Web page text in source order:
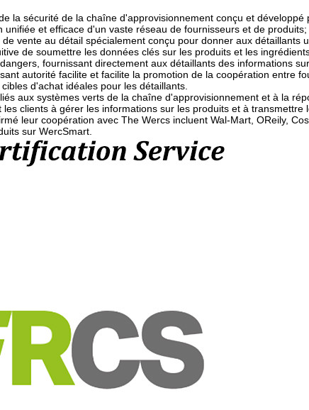
la sécurité de la chaîne d'approvisionnement conçu et
et efficace d'un vaste réseau de fournisseurs et de
vente au détail spécialement conçu pour donner aux détaillants
de soumettre les données clés sur les produits et les
fournissant directement aux détaillants des informations
autorité facilite et facilite la promotion de la coopération entre
d'achat idéales pour les détaillants.
aux systèmes verts de la chaîne d'approvisionnement et à la
clients à gérer les informations sur les produits et à transmettre
leur coopération avec The Wercs incluent Wal-Mart, OReily,
sur WercSmart.